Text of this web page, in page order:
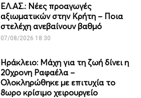
ΕΛ.ΑΣ.: Νέες προαγωγές
αξιωματικών στην Κρήτη – Ποια
στελέχη ανεβαίνουν βαθμό
07/08/2026 18:30
Ηράκλειο: Μάχη για τη ζωή δίνει η
20χρονη Ραφαέλα –
Ολοκληρώθηκε με επιτυχία το
8ωρο κρίσιμο χειρουργείο